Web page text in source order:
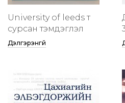
University of leeds т
сурсан тэмдэглэл
Дэлгэрэнгүй